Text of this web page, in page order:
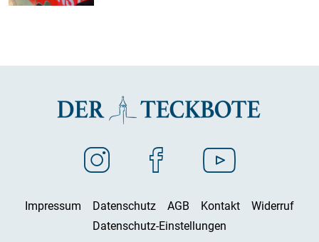
Impressum Datenschutz AGB Kontakt
Widerruf
Datenschutz-Einstellungen